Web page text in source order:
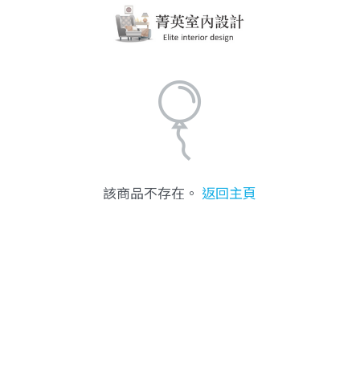
該商品不存在。 返回主頁